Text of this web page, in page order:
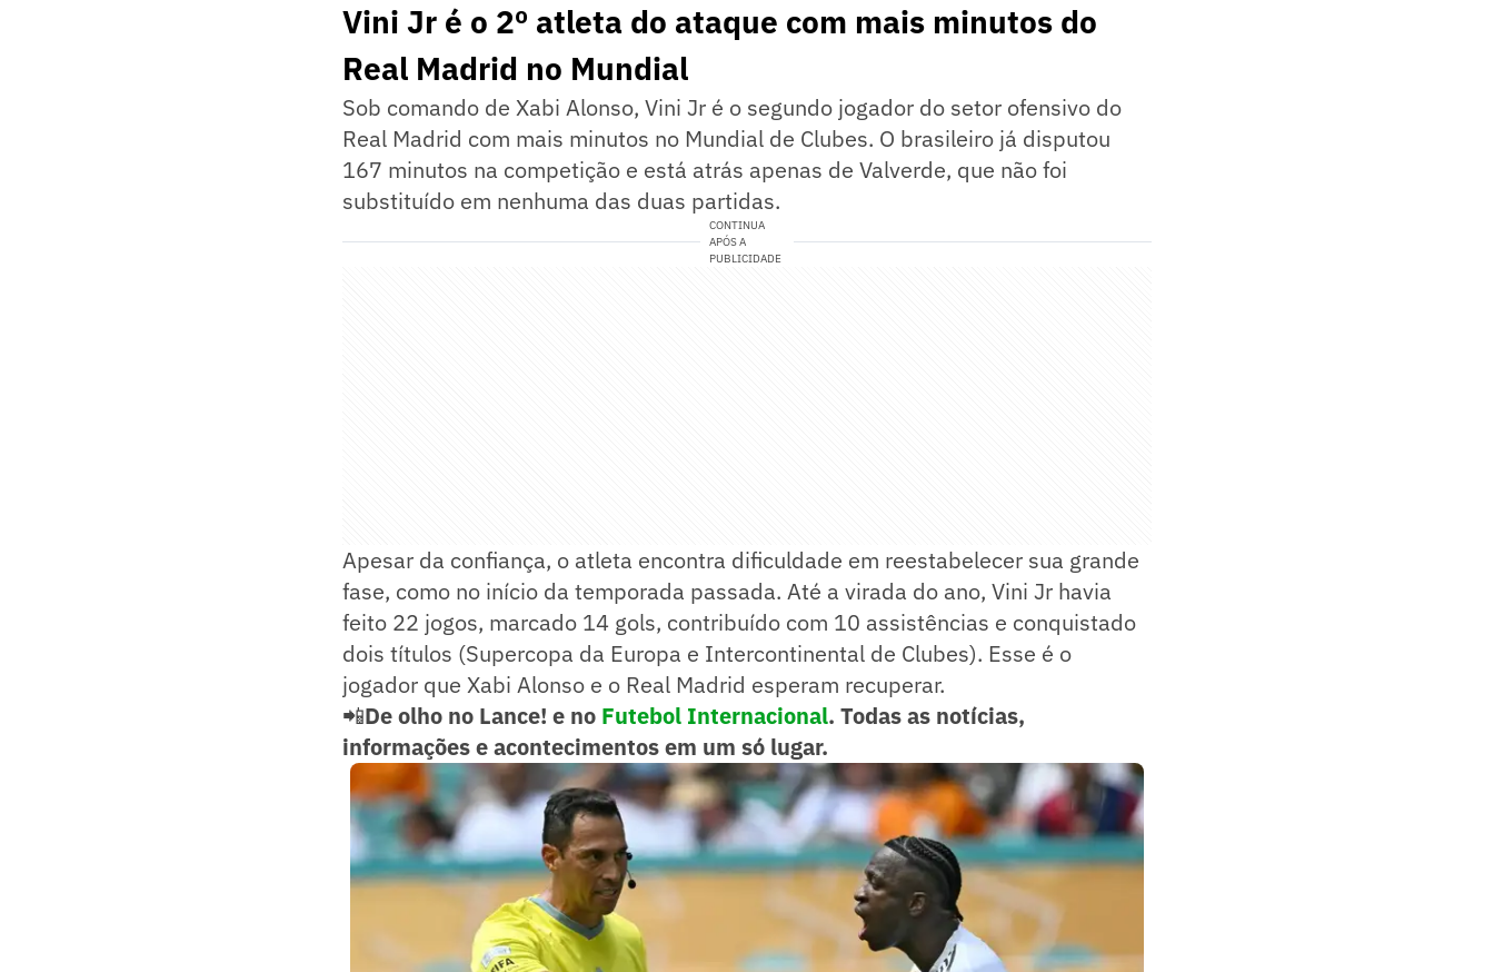
Vini Jr é o 2º atleta do ataque com mais minutos do
Real Madrid no Mundial
Sob comando de Xabi Alonso, Vini Jr é o segundo jogador do setor ofensivo do
Real Madrid com mais minutos no Mundial de Clubes. O brasileiro já disputou
167 minutos na competição e está atrás apenas de Valverde, que não foi
substituído em nenhuma das duas partidas.
CONTINUA
APÓS A
PUBLICIDADE
Apesar da confiança, o atleta encontra dificuldade em reestabelecer sua grande
fase, como no início da temporada passada. Até a virada do ano, Vini Jr havia
feito 22 jogos, marcado 14 gols, contribuído com 10 assistências e conquistado
dois títulos (Supercopa da Europa e Intercontinental de Clubes). Esse é o
jogador que Xabi Alonso e o Real Madrid esperam recuperar.
📲De olho no Lance! e no Futebol Internacional. Todas as notícias,
informações e acontecimentos em um só lugar.